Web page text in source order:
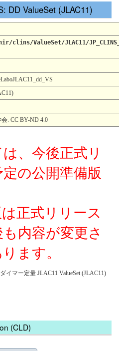
DD ValueSet (JLAC11)
ValueSet/JLAC11/
. CC BY-ND 4.0
、今後正式リ
の公開準備版
正式リリース
内容が変更さ
ます。
イマー定量 JLAC11 ValueSet (JLAC11)
(CLD)